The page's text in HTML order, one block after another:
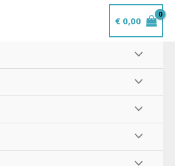
€0,00